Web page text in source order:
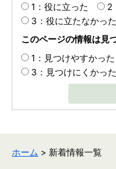
1：役に立った
2
3：役に立たなかった
このページの情報は見
1：見つけやすかった
3：見つけにくかった
ホーム > 新着情報一覧